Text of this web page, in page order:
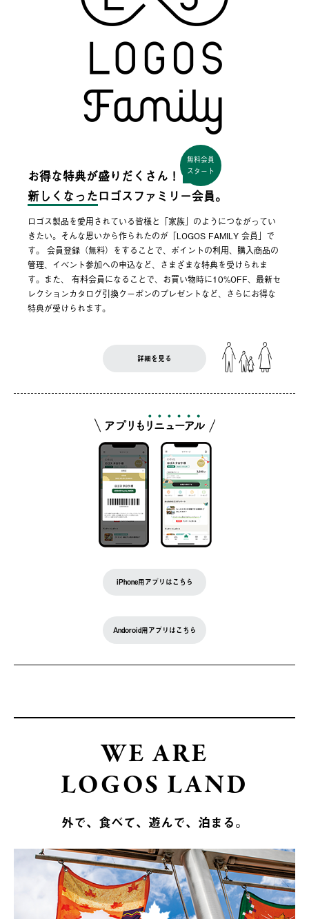
お得な特典が盛りだくさん！
無料会員
スタート
新しくなった ロゴスファミリー会員。
ロゴス製品を愛用されている皆様と「家族」のようにつながってい
きたい。そんな思いから作られたのが「LOGOS FAMILY 会員」で
す。 会員登録（無料）をすることで、ポイントの利用、購入商品の
管理、イベント参加への申込など、さまざまな特典を受けられま
す。また、 有料会員になることで、お買い物時に10%OFF、最新セ
レクションカタログ引換クーポンのプレゼントなど、さらにお得な
特典が受けられます。
詳細を見る
iPhone用アプリはこちら
Andoroid用アプリはこちら
WE ARE
LOGOS LAND
外で、食べて、遊んで、泊まる。